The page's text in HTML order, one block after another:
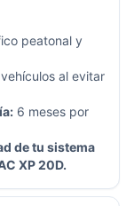
peatonal y
al evitar
6 meses por
de tu sistema
XP 20D.